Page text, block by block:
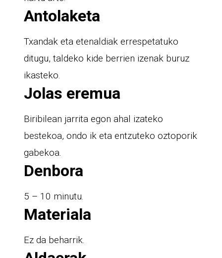
Antolaketa
Txandak eta etenaldiak errespetatuko
ditugu, taldeko kide berrien izenak buruz
ikasteko.
Jolas eremua
Biribilean jarrita egon ahal izateko
bestekoa, ondo ik eta entzuteko oztoporik
gabekoa.
Denbora
5 – 10 minutu.
Materiala
Ez da beharrik.